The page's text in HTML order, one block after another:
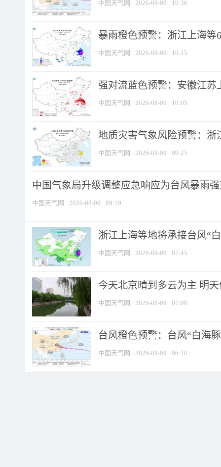
中国天气网 2026-08-09 10:36
暴雨橙色预警：浙江上海等
中国天气网 2026-08-09 10:15
强对流蓝色预警：安徽江苏
中国天气网 2026-08-09 10:05
地质灾害气象风险预警：浙
中国天气网 2026-08-09 09:25
中国气象局升级调整应急响应为台风暴雨
中国天气网 2026-08-09 09:10
浙江上海等地将承接台风“
中国天气网 2026-08-09 07:45
今天北京晴到多云为主 明
中国天气网 2026-08-09 07:08
台风橙色预警：台风“白海
中国天气网 2026-08-09 06:10